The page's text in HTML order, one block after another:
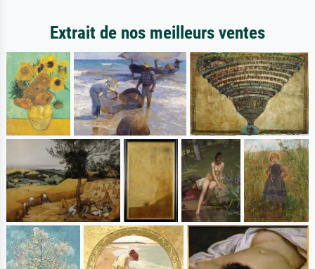
Extrait de nos meilleurs ventes